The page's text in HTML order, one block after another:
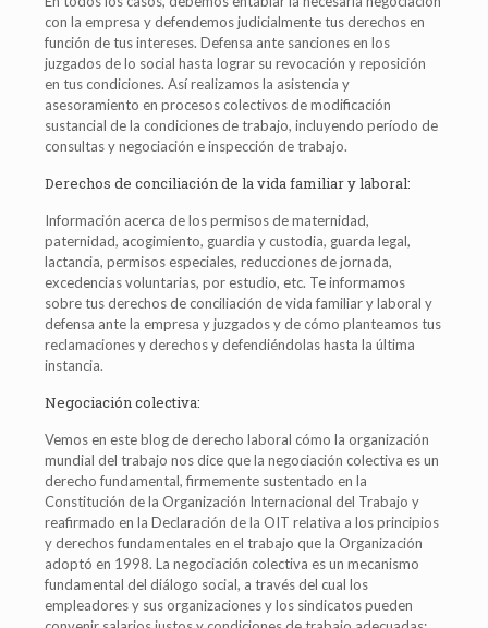
con la empresa y defendemos judicialmente tus derechos en
función de tus intereses. Defensa ante sanciones en los
juzgados de lo social hasta lograr su revocación y reposición
en tus condiciones. Así realizamos la asistencia y
asesoramiento en procesos colectivos de modificación
sustancial de la condiciones de trabajo, incluyendo período de
consultas y negociación e inspección de trabajo.
Derechos de conciliación de la vida familiar y laboral:
Información acerca de los permisos de maternidad,
paternidad, acogimiento, guardia y custodia, guarda legal,
lactancia, permisos especiales, reducciones de jornada,
excedencias voluntarias, por estudio, etc. Te informamos
sobre tus derechos de conciliación de vida familiar y laboral y
defensa ante la empresa y juzgados y de cómo planteamos tus
reclamaciones y derechos y defendiéndolas hasta la última
instancia.
Negociación colectiva:
Vemos en este blog de derecho laboral cómo la organización
mundial del trabajo nos dice que la negociación colectiva es un
derecho fundamental, firmemente sustentado en la
Constitución de la Organización Internacional del Trabajo y
reafirmado en la Declaración de la OIT relativa a los principios
y derechos fundamentales en el trabajo que la Organización
adoptó en 1998. La negociación colectiva es un mecanismo
fundamental del diálogo social, a través del cual los
empleadores y sus organizaciones y los sindicatos pueden